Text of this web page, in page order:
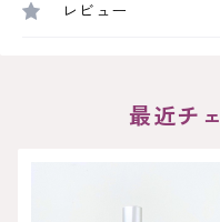
レビュー
最近チ